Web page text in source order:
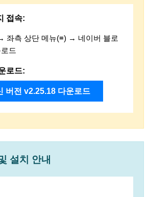
접속:
좌측 상단 메뉴(≡) → 네이버 블로
드
로드:
버전 v2.25.18 다운로드
설치 안내